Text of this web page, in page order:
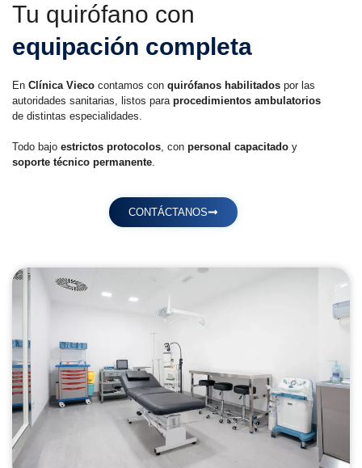
Tu quirófano con
equipación completa
En Clínica Vieco contamos con quirófanos habilitados por las
autoridades sanitarias, listos para procedimientos ambulatorios
de distintas especialidades.
Todo bajo estrictos protocolos , con personal capacitado y
soporte técnico permanente
CONTÁCTANOS